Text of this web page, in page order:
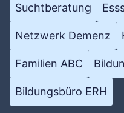
Suchtberatung
Netzwerk Demenz
Familien ABC
Bildungsbüro ERH